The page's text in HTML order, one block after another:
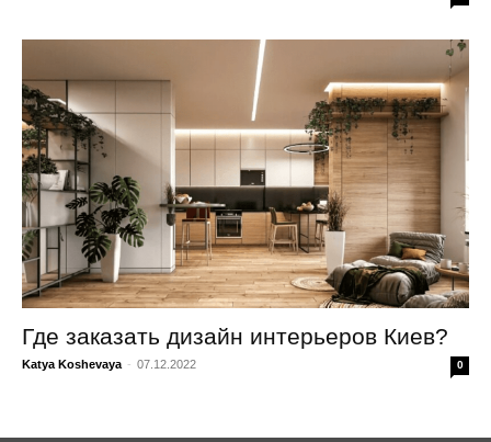
Где заказать дизайн интерьеров Киев?
Katya Koshevaya - 07.12.2022 0